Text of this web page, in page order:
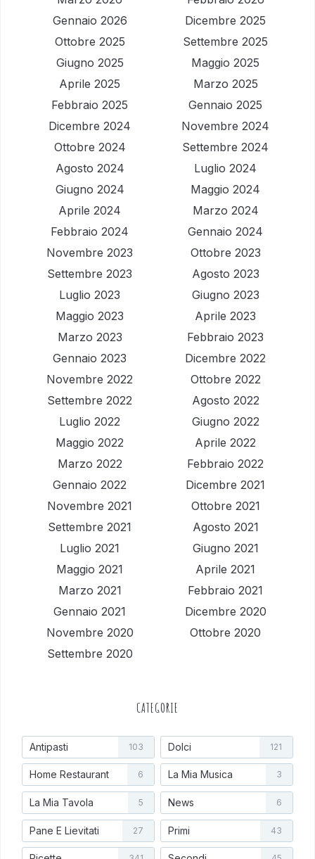
Gennaio 2026
Dicembre 2025
Ottobre 2025
Settembre 2025
Giugno 2025
Maggio 2025
Aprile 2025
Marzo 2025
Febbraio 2025
Gennaio 2025
Dicembre 2024
Novembre 2024
Ottobre 2024
Settembre 2024
Agosto 2024
Luglio 2024
Giugno 2024
Maggio 2024
Aprile 2024
Marzo 2024
Febbraio 2024
Gennaio 2024
Novembre 2023
Ottobre 2023
Settembre 2023
Agosto 2023
Luglio 2023
Giugno 2023
Maggio 2023
Aprile 2023
Marzo 2023
Febbraio 2023
Gennaio 2023
Dicembre 2022
Novembre 2022
Ottobre 2022
Settembre 2022
Agosto 2022
Luglio 2022
Giugno 2022
Maggio 2022
Aprile 2022
Marzo 2022
Febbraio 2022
Gennaio 2022
Dicembre 2021
Novembre 2021
Ottobre 2021
Settembre 2021
Agosto 2021
Luglio 2021
Giugno 2021
Maggio 2021
Aprile 2021
Marzo 2021
Febbraio 2021
Gennaio 2021
Dicembre 2020
Novembre 2020
Ottobre 2020
Settembre 2020
CATEGORIE
Antipasti 103 Dolci 121
Home Restaurant 6 La Mia Musica 3
La Mia Tavola 5 News 6
Pane E Lievitati 27 Primi 43